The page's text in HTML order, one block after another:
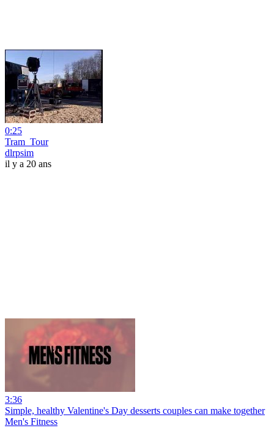
0:25
Tram_Tour
dlrpsim
il y a 20 ans
3:36
Simple, healthy Valentine's Day desserts couples can make together
Men's Fitness